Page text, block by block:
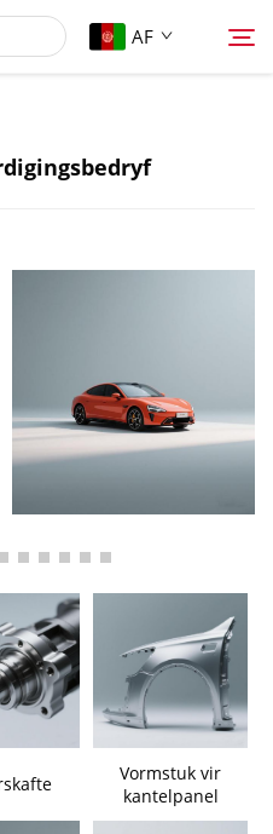
AF
Vormstuk vir
kantelpanel